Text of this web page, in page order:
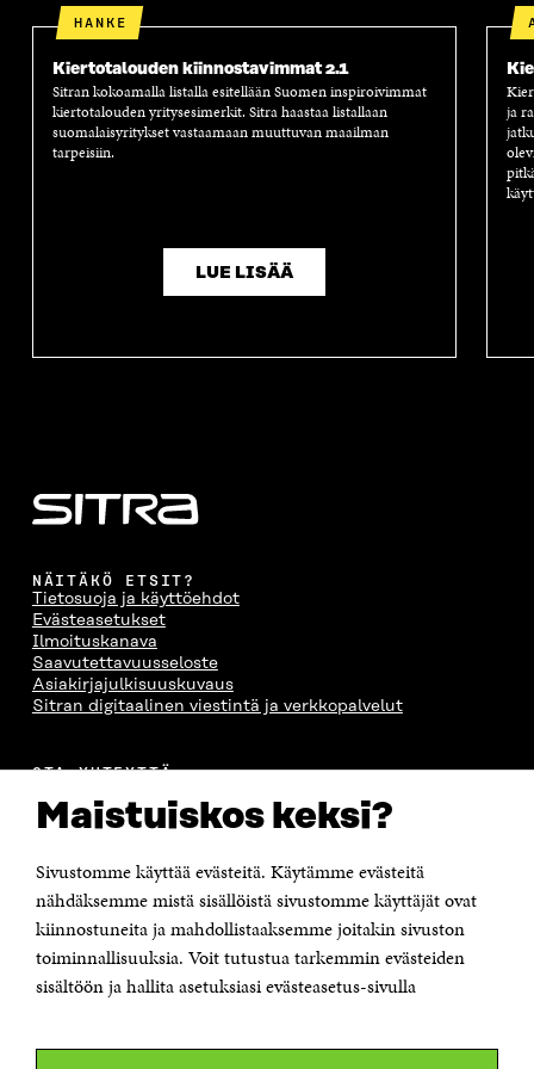
Maistuiskos keksi?
Sivustomme käyttää evästeitä. Käytämme evästeitä
nähdäksemme mistä sisällöistä sivustomme käyttäjät ovat
kiinnostuneita ja mahdollistaaksemme joitakin sivuston
toiminnallisuuksia. Voit tutustua tarkemmin evästeiden
sisältöön ja hallita asetuksiasi evästeasetus-sivulla
HANKE
Kiertotalouden kiinnostavimmat 2.1
Sitran kokoamalla listalla esitellään Suomen inspiroivimmat
kiertotalouden yritysesimerkit. Sitra haastaa listallaan
suomalaisyritykset vastaamaan muuttuvan maailman
tarpeisiin.
LUE LISÄÄ
ja
NÄITÄKÖ ETSIT?
Tietosuoja ja käyttöehdot
Evästeasetukset
Ilmoituskanava
Saavutettavuusseloste
Asiakirjajulkisuuskuvaus
Sitran digitaalinen viestintä ja verkkopalvelut
OTA YHTEYTTÄ
Itämerenkatu 11-13, PL 160,
00181 Helsinki
Puhelin +358 294 618 991
Sähköpostiosoite
Saapumisohjeet
Y-tunnus 0202132-3